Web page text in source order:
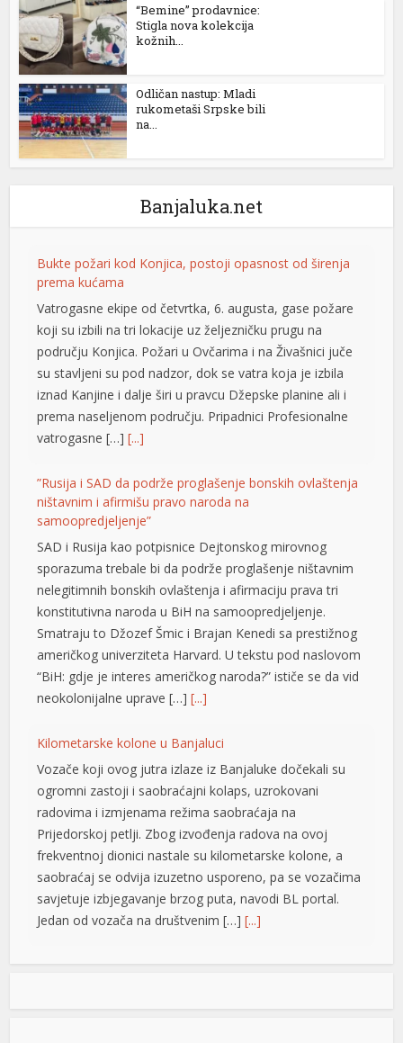
“Bemine” prodavnice:
Stigla nova kolekcija
kožnih...
Odličan nastup: Mladi
rukometaši Srpske bili
na...
Banjaluka.net
Bukte požari kod Konjica, postoji opasnost od širenja
prema kućama
Vatrogasne ekipe od četvrtka, 6. augusta, gase požare
koji su izbili na tri lokacije uz željezničku prugu na
području Konjica. Požari u Ovčarima i na Živašnici juče
su stavljeni su pod nadzor, dok se vatra koja je izbila
iznad Kanjine i dalje širi u pravcu Džepske planine ali i
prema naseljenom području. Pripadnici Profesionalne
vatrogasne […][...]
”Rusija i SAD da podrže proglašenje bonskih ovlaštenja
ništavnim i afirmišu pravo naroda na
samoopredjeljenje”
SAD i Rusija kao potpisnice Dejtonskog mirovnog
sporazuma trebale bi da podrže proglašenje ništavnim
nelegitimnih bonskih ovlaštenja i afirmaciju prava tri
konstitutivna naroda u BiH na samoopredjeljenje.
Smatraju to Džozef Šmic i Brajan Kenedi sa prestižnog
američkog univerziteta Harvard. U tekstu pod naslovom
“BiH: gdje je interes američkog naroda?” ističe se da vid
neokolonijalne uprave […][...]
Kilometarske kolone u Banjaluci
Vozače koji ovog jutra izlaze iz Banjaluke dočekali su
ogromni zastoji i saobraćajni kolaps, uzrokovani
radovima i izmjenama režima saobraćaja na
Prijedorskoj petlji. Zbog izvođenja radova na ovoj
frekventnoj dionici nastale su kilometarske kolone, a
saobraćaj se odvija izuzetno usporeno, pa se vozačima
savjetuje izbjegavanje brzog puta, navodi BL portal.
Jedan od vozača na društvenim […][...]
Pripremite kišobrane: Nakon vrelog dana stižu pljuskovi i
Stanovnike Republike Srpske i Bosne i Hercegovine